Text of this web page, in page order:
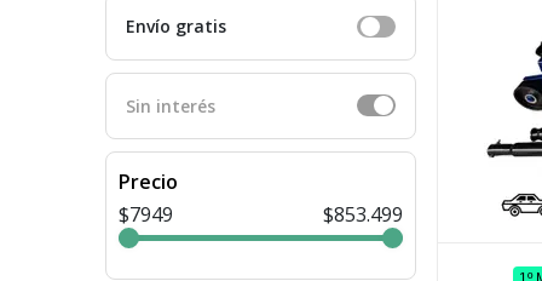
Envío gratis
Sin interés
Precio
$7949
$853.499